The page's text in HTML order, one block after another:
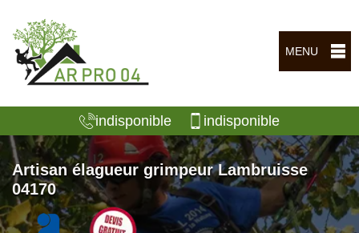
MENU
indisponible indisponible
Artisan élagueur grimpeur Lambruisse
04170